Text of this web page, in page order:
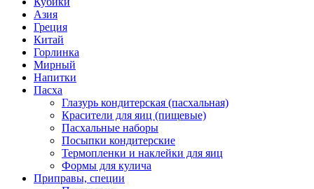
Азия
Греция
Китай
Горлинка
Мирный
Напитки
Пасха
Глазурь кондитерская (пасхальная)
Красители для яиц (пищевые)
Пасхальные наборы
Посыпки кондитерские
Термопленки и наклейки для яиц
Формы для кулича
Приправы, специи